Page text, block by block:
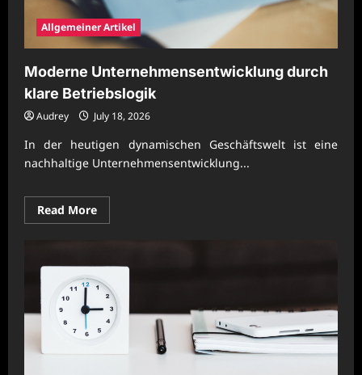
Allgemeiner Artikel
Moderne Unternehmensentwicklung durch
klare Betriebslogik
Audrey July 18, 2026
In der heutigen dynamischen Geschäftswelt ist eine
nachhaltige Unternehmensentwicklung...
Read MoreRead
more
durch
klare
Betriebslogik